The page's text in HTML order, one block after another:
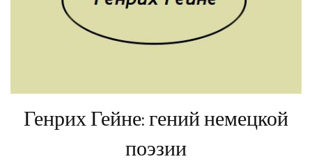
Генрих Гейне: гений немецкой
поэзии